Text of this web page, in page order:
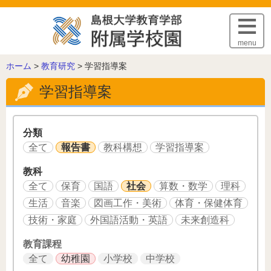
このページの本文へ
menu
こ
の
ー
ジ
ホーム > 教育研究 > 学習指導案
学習指導案
分類
全て
報告書 教科構想 学習指導案
教科
全て
保育 国語 社会 算数・数学
理科
生活
音楽 図画工作・美術
体育・保健体育
技術・家庭
外国語活動・英語 未来創造科
教育課程
全て
幼稚園 小学校 中学校